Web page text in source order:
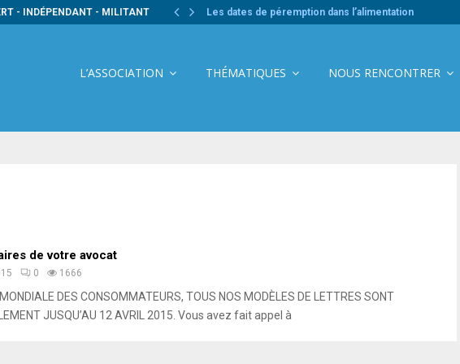
- INDÉPENDANT - MILITANT Les dates de péremption dans l’alimentation
L’ASSOCIATION THÉMATIQUES NOUS RENCONTRER
de votre avocat
0 1666
DES CONSOMMATEURS, TOUS NOS MODÈLES DE LETTRES SONT
JUSQU’AU 12 AVRIL 2015. Vous avez fait appel à